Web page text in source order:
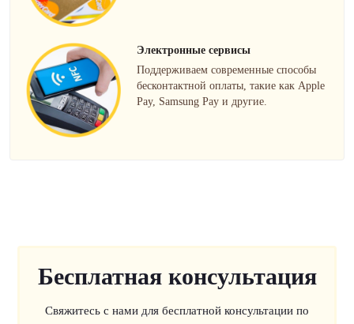
Электронные сервисы
Поддерживаем современные способы
бесконтактной оплаты, такие как Apple
Pay, Samsung Pay и другие.
Бесплатная консультация
Свяжитесь с нами для бесплатной консультации по